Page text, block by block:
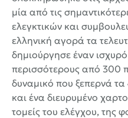
μία από τις
ελεγκτικών και
ελληνική αγορά τα
δημιούργησε έναν
περισσότερους από 300
δυναμικό που ξεπερνά τα
και ένα διευρυμένο
τομείς του ελέγχου, της